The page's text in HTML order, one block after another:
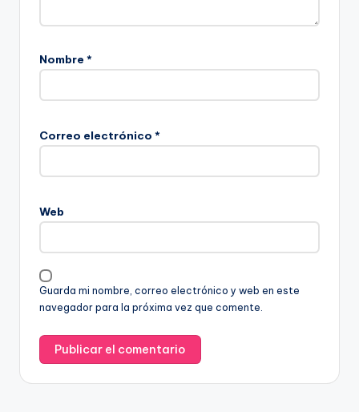
Nombre *
Correo electrónico *
Web
Guarda mi nombre, correo electrónico y web en este
navegador para la próxima vez que comente.